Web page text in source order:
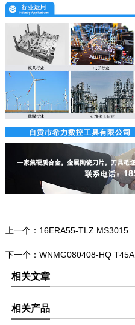
上一个： 16ERA55-TLZ MS3015
下一个： WNMG080408-HQ T45A
相关文章
相关产品